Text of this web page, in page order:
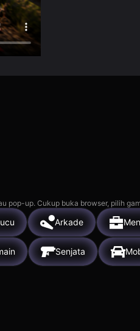
pop-up. Cukup buka browser, pilih
Arkade
Senjata